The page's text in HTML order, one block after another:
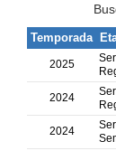
Temporada
2025
2024
2024